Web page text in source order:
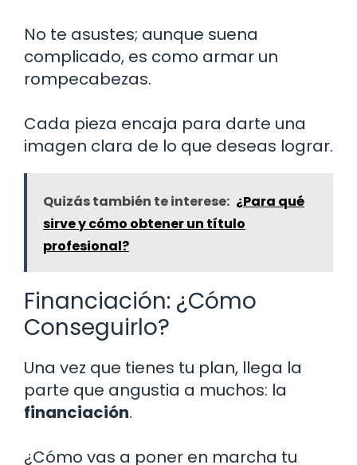
No te asustes; aunque suena
complicado, es como armar un
rompecabezas.
Cada pieza encaja para darte una
imagen clara de lo que deseas lograr.
Quizás también te interese: ¿Para qué
sirve y cómo obtener un título
profesional?
Financiación: ¿Cómo
Conseguirlo?
Una vez que tienes tu plan, llega la
parte que angustia a muchos: la
financiación.
¿Cómo vas a poner en marcha tu